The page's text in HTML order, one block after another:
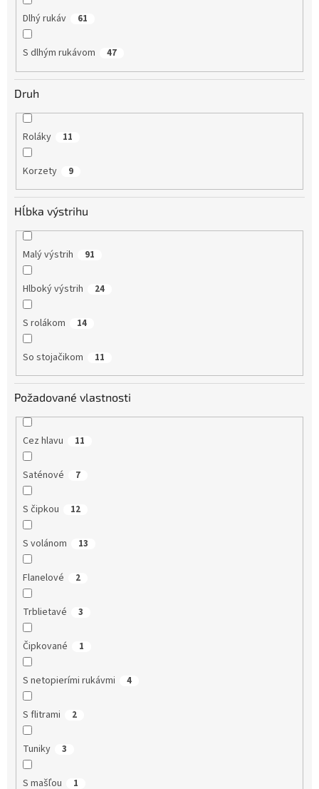
Dlhý rukáv 61
S dlhým rukávom 47
Druh
Roláky 11
Korzety 9
Hĺbka výstrihu
Malý výstrih 91
Hlboký výstrih 24
S rolákom 14
So stojačikom 11
Požadované vlastnosti
Cez hlavu 11
Saténové 7
S čipkou 12
S volánom 13
Flanelové 2
Trblietavé 3
Čipkované 1
S netopierími rukávmi 4
S flitrami 2
Tuniky 3
S mašľou 1